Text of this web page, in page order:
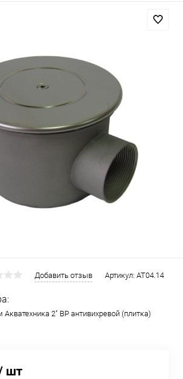
Добавить отзыв Артикул: AT04.14
2" ВР антивихревой (плитка)
шт